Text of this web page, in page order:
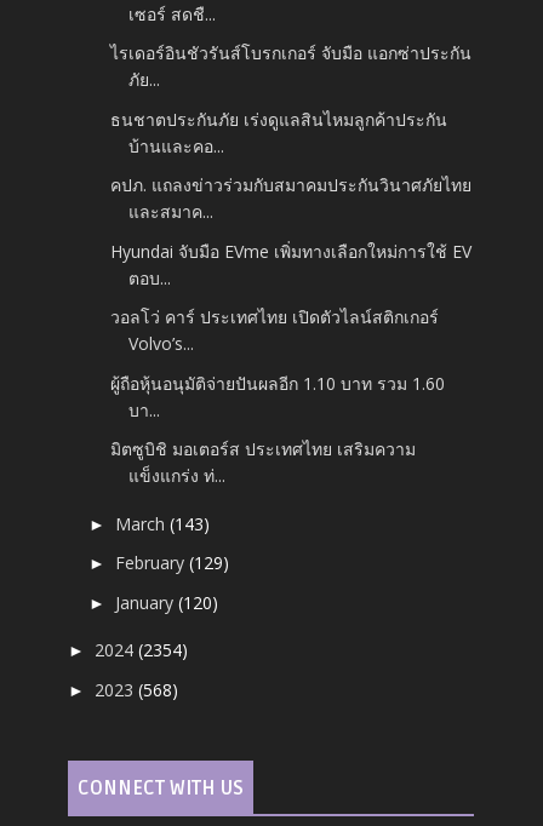
เซอร์ สดชื...
ไรเดอร์อินชัวรันส์โบรกเกอร์ จับมือ แอกซ่าประกัน
ภัย...
ธนชาตประกันภัย เร่งดูแลสินไหมลูกค้าประกัน
บ้านและคอ...
คปภ. แถลงข่าวร่วมกับสมาคมประกันวินาศภัยไทย
และสมาค...
Hyundai จับมือ EVme เพิ่มทางเลือกใหม่การใช้ EV
ตอบ...
วอลโว่ คาร์ ประเทศไทย เปิดตัวไลน์สติกเกอร์
Volvo’s...
ผู้ถือหุ้นอนุมัติจ่ายปันผลอีก 1.10 บาท รวม 1.60
บา...
มิตซูบิชิ มอเตอร์ส ประเทศไทย เสริมความ
แข็งแกร่ง ท่...
► March(143)
► February(129)
► January(120)
► 2024(2354)
► 2023(568)
CONNECT WITH US